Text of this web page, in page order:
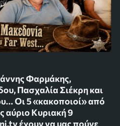
Φαρμάκης,
Πασχαλία Σιέκρη και
Οι 5 «κακοποιοί» από
αύριο Κυριακή 9
έχουν να μας πούνε